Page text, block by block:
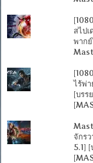
สไป
พาก
ไร้พ่
[บรร
จักร
5.1]